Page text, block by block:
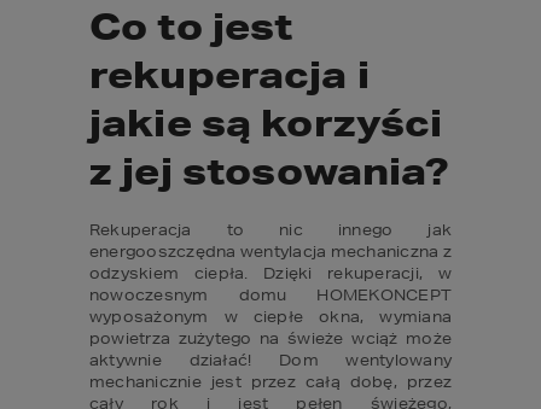
Co to jest
rekuperacja i
jakie są korzyści
z jej stosowania?
Rekuperacja to nic innego jak
energooszczędna wentylacja mechaniczna z
odzyskiem ciepła. Dzięki rekuperacji, w
nowoczesnym domu HOMEKONCEPT
wyposażonym w ciepłe okna, wymiana
powietrza zużytego na świeże wciąż może
aktywnie działać! Dom wentylowany
mechanicznie jest przez całą dobę, przez
cały rok i jest pełen świeżego,